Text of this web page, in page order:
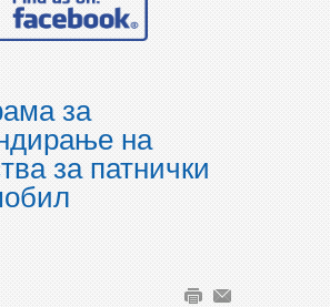
за
на
за патнички